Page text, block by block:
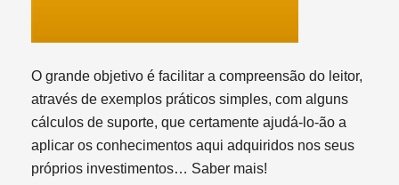
O grande objetivo é facilitar a compreensão do leitor,
através de exemplos práticos simples, com alguns
cálculos de suporte, que certamente ajudá-lo-ão a
aplicar os conhecimentos aqui adquiridos nos seus
próprios investimentos… Saber mais!